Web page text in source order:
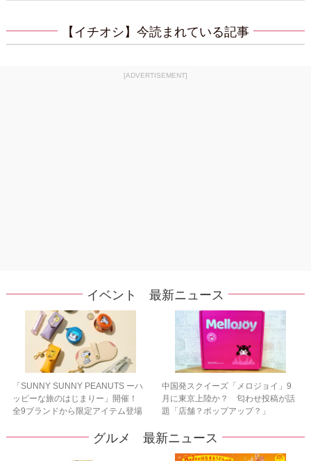
【イチオシ】今読まれている記事
[ADVERTISEMENT]
イベント 最新ニュース
「SUNNY SUNNY PEANUTS ーハ
ッピーな旅のはじまりー」開催！
全9ブランドから限定アイテム登場
中国発スクイーズ「メロジョイ」9
月に東京上陸か？ 匂わせ投稿が話
題「店舗？ポップアップ？」
グルメ 最新ニュース